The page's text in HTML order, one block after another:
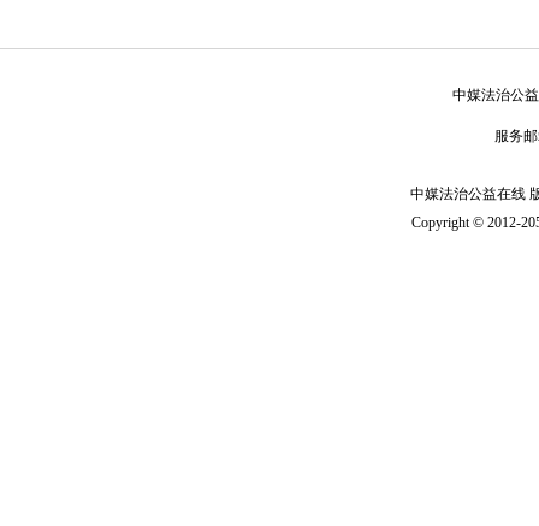
中媒法治公
服务
中媒法治公益在线
Copyright © 2012-